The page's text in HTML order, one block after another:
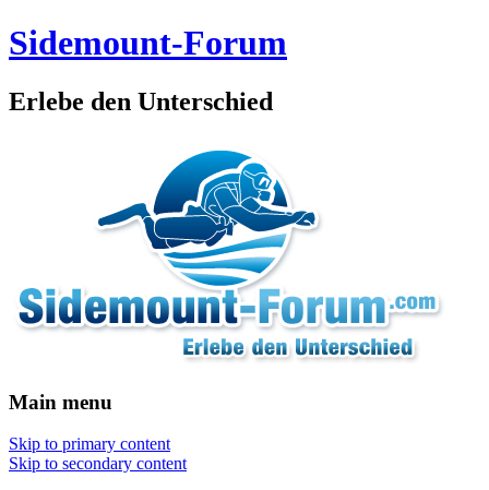
Sidemount-Forum
Erlebe den Unterschied
Main menu
Skip to primary content
Skip to secondary content